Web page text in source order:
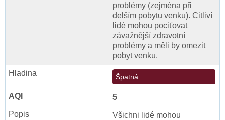
problémy (zejména při
delším pobytu venku). Citliví
lidé mohou pociťovat
závažnější zdravotní
problémy a měli by omezit
pobyt venku.
Špatná
5
Všichni lidé mohou